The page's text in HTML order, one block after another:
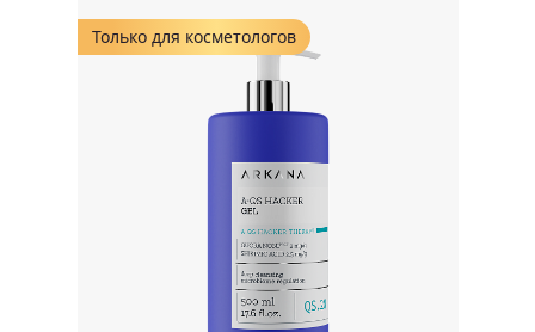
Только для косметологов